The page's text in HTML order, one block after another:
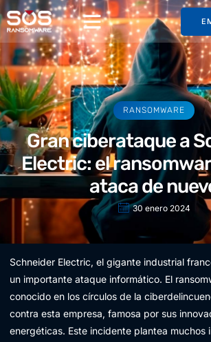
RANSOMWARE
Gran ciberataque a
Electric: el
ataca de
30 enero 2024
Schneider Electric, el gigante industrial
un importante ataque informático. El
conocido en los círculos de la
contra esta empresa, famosa por sus
energéticas. Este incidente plantea muchos